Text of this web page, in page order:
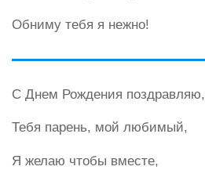
Обниму тебя я нежно!
С Днем Рождения поздравляю,
Тебя парень, мой любимый,
Я желаю чтобы вместе,